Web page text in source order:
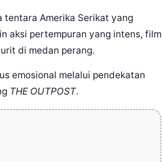
Amerika Serikat yang
aksi pertempuran yang intens, film
di medan perang.
emosional melalui pendekatan
THE OUTPOST.